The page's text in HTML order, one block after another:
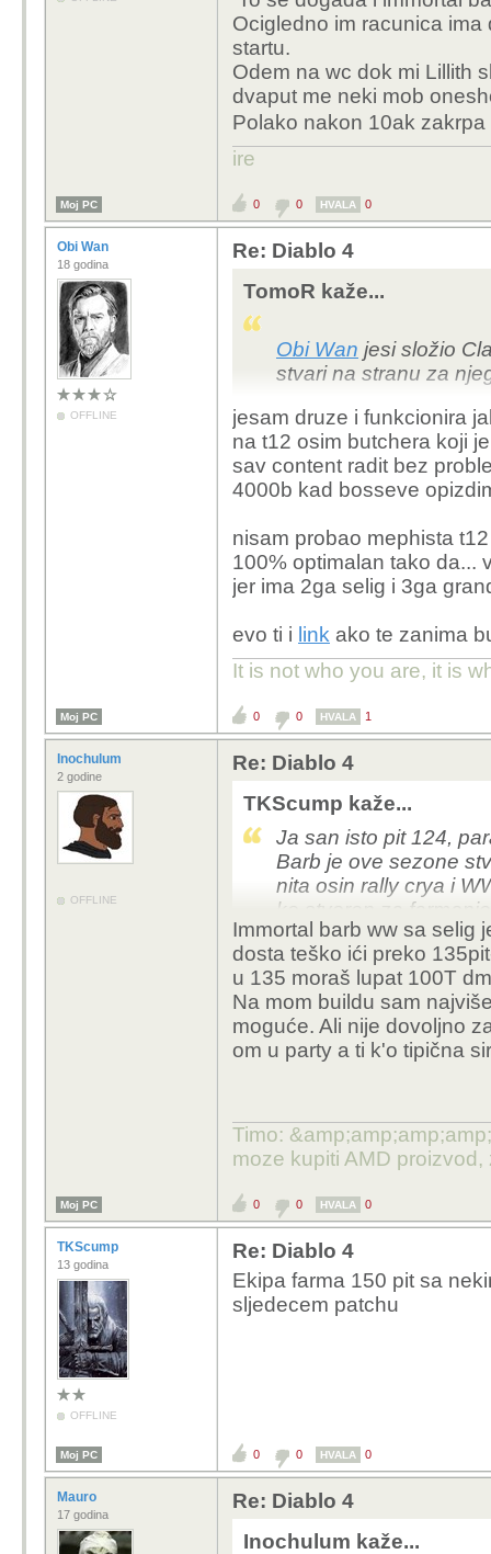
Warlocka san krenija
je one button delete
mephista. Zasad
je sta ne mogu
kolko god nabijes
nemos izbjeć. Mlatin
Ocigledno im racunica
startu.
Odem na wc dok mi Lillith
dvaput me neki mob
Polako nakon 10ak
ire
Moj PC 0 0 HVALA 0
Obi Wan
18 godina
OFFLINE
Re: Diablo 4
TomoR kaže...
Obi Wan jesi složio
stvari na stranu za
jesam druze i funkcionira
na t12 osim butchera koji
sav content radit bez
4000b kad bosseve
nisam probao mephista
100% optimalan tako da...
jer ima 2ga selig i 3ga
evo ti i link ako te zanima
It is not who you are, it is
Moj PC 0 0 HVALA 1
Inochulum
2 godine
OFFLINE
Re: Diablo 4
TKScump kaže...
Ja san isto pit 124,
Barb je ove sezone
nita osin rally crya i
ko stvoren za
slazen immortal selig
Warlocka san krenija
je one button delete
mephista. Zasad
je sta ne mogu
kolko god nabijes
Immortal barb ww sa selig
dosta teško ići preko
u 135 moraš lupat 100T
Na mom buildu sam
moguće. Ali nije dovoljno
om u party a ti k'o tipična
Timo:
moze kupiti AMD
Moj PC 0 0 HVALA 0
TKScump
13 godina
OFFLINE
Re: Diablo 4
Ekipa farma 150 pit sa
sljedecem patchu
Moj PC 0 0 HVALA 0
Mauro
17 godina
Re: Diablo 4
Inochulum kaže...